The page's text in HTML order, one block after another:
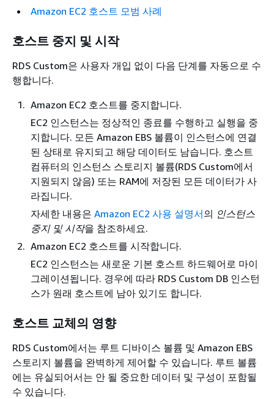
Amazon EC2 호스트 모범 사례
호스트 중지 및 시작
RDS Custom은 사용자 개입 없이 다음 단계를 자동으로 수
행합니다.
Amazon EC2 호스트를 중지합니다.
EC2 인스턴스는 정상적인 종료를 수행하고 실행을 중
지합니다. 모든 Amazon EBS 볼륨이 인스턴스에 연결
된 상태로 유지되고 해당 데이터도 남습니다. 호스트
컴퓨터의 인스턴스 스토리지 볼륨(RDS Custom에서
지원되지 않음) 또는 RAM에 저장된 모든 데이터가 사
라집니다.
자세한 내용은 Amazon EC2 사용 설명서의 인스턴스
중지 및 시작을 참조하세요.
Amazon EC2 호스트를 시작합니다.
EC2 인스턴스는 새로운 기본 호스트 하드웨어로 마이
그레이션됩니다. 경우에 따라 RDS Custom DB 인스턴
스가 원래 호스트에 남아 있기도 합니다.
호스트 교체의 영향
RDS Custom에서는 루트 디바이스 볼륨 및 Amazon EBS
스토리지 볼륨을 완벽하게 제어할 수 있습니다. 루트 볼륨
에는 유실되어서는 안 될 중요한 데이터 및 구성이 포함될
수 있습니다.